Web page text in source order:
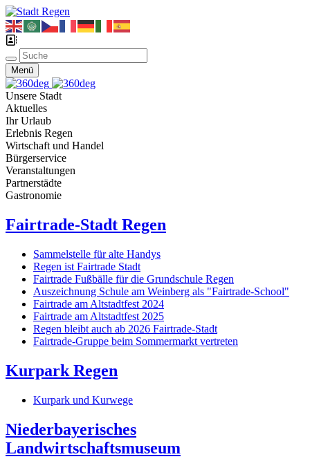
Menü
Unsere Stadt
Aktuelles
Ihr Urlaub
Erlebnis Regen
Wirtschaft und Handel
Bürgerservice
Veranstaltungen
Partnerstädte
Gastronomie
Fairtrade-Stadt Regen
Sammelstelle für alte Handys
Regen ist Fairtrade Stadt
Fairtrade Fußbälle für die Grundschule Regen
Auszeichnung Schule am Weinberg als "Fairtrade-School"
Fairtrade am Altstadtfest 2024
Fairtrade am Altstadtfest 2025
Regen bleibt auch ab 2026 Fairtrade-Stadt
Fairtrade-Gruppe beim Sommermarkt vertreten
Kurpark Regen
Kurpark und Kurwege
Niederbayerisches
Landwirtschaftsmuseum